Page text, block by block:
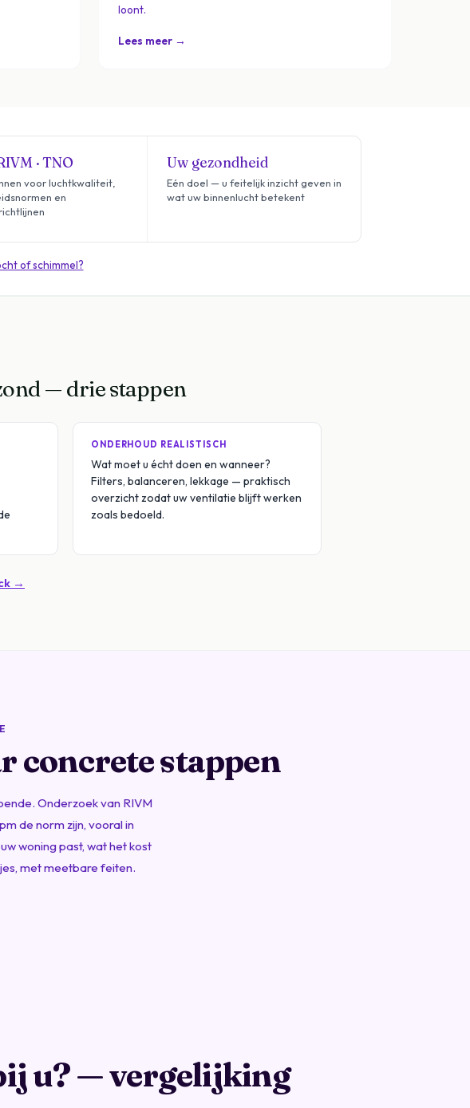
loont.
Lees meer →
· TNO
voor luchtkwaliteit,
en
Uw gezondheid
Eén doel — u feitelijk inzicht geven in
wat uw binnenlucht betekent
of schimmel?
— drie stappen
ONDERHOUD REALISTISCH
Wat moet u écht doen en wanneer?
Filters, balanceren, lekkage — praktisch
overzicht zodat uw ventilatie blijft werken
zoals bedoeld.
→
concrete stappen
Onderzoek van RIVM
de norm zijn, vooral in
woning past, wat het kost
met meetbare feiten.
u? — vergelijking